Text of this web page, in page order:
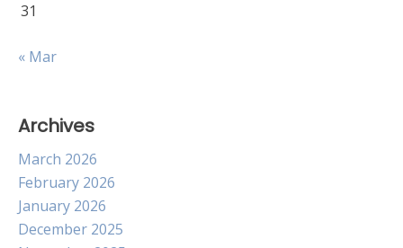
31
« Mar
Archives
March 2026
February 2026
January 2026
December 2025